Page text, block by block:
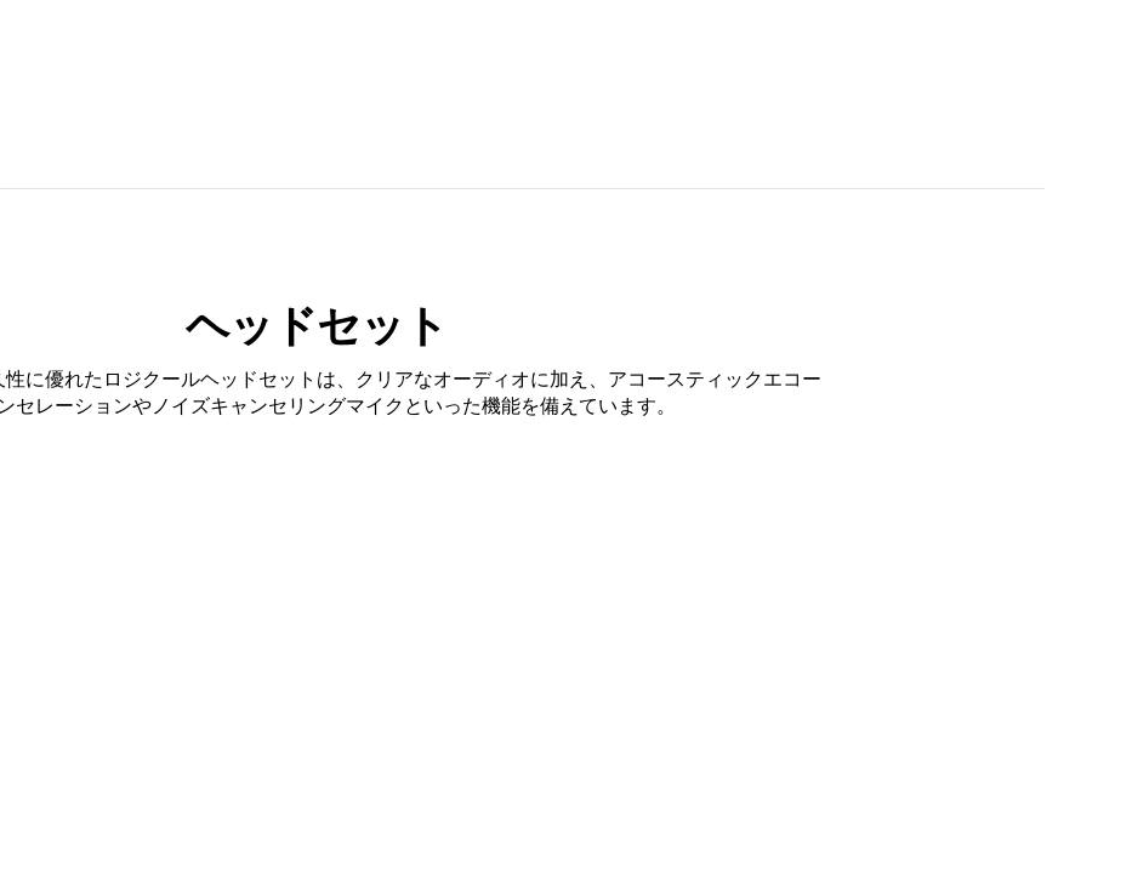
ヘッドセット
性に優れたロジクールヘッドセットは、クリアなオーディオに加え、アコースティックエコー
セレーションやノイズキャンセリングマイクといった機能を備えています。